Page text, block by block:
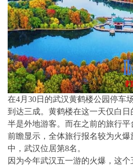
在4月30日的武汉黄鹤楼公园停车
到达三成。黄鹤楼在这一天仅白
半是外地游客。而在之前的旅行平
前瞻显示，全体旅行报名较为火
中，武汉位居第8名。
因为今年武汉五一游的火爆，这